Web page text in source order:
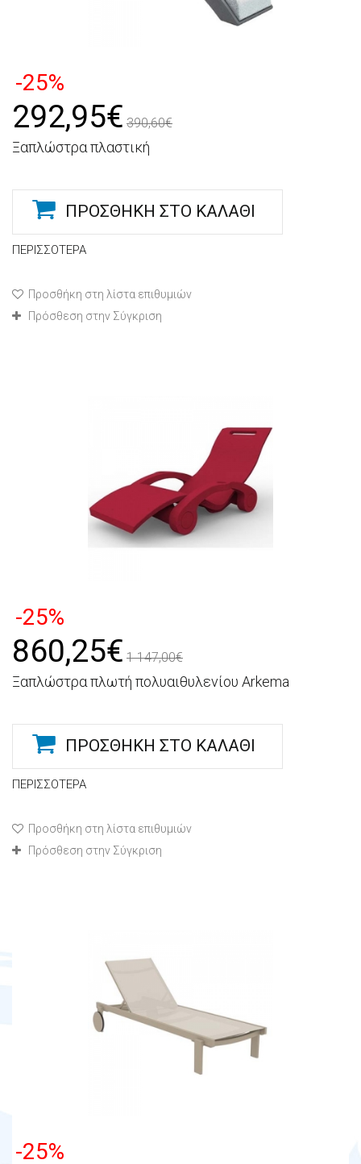
-25%
292,95€ 390,60€
Ξαπλώστρα πλαστική
ΠΡΟΣΘΉΚΗ ΣΤΟ ΚΑΛΆΘΙ
ΠΕΡΙΣΣΌΤΕΡΑ
Προσθήκη στη λίστα επιθυμιών
Πρόσθεση στην Σύγκριση
-25%
860,25€ 1 147,00€
Ξαπλώστρα πλωτή πολυαιθυλενίου Arkema
ΠΡΟΣΘΉΚΗ ΣΤΟ ΚΑΛΆΘΙ
ΠΕΡΙΣΣΌΤΕΡΑ
Προσθήκη στη λίστα επιθυμιών
Πρόσθεση στην Σύγκριση
-25%